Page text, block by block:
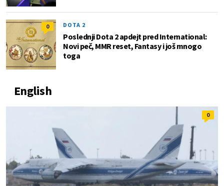
0 DOTA 2
Poslednji Dota 2 apdejt pred International:
Novi peč, MMR reset, Fantasy i još mnogo
toga
English
0